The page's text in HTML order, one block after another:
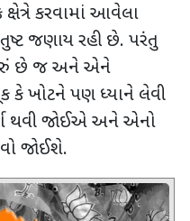
ક્ષેત્રે કરવામાં આવેલા
જણાય રહી છે. પરંતુ
છે જ અને એને
કે ખોટને પણ ધ્યાને લેવી
થવી જોઈએ અને એનો
જોઈશે.